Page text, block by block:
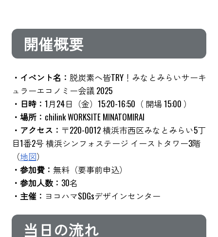
開催概要
・イベント名： 脱炭素へ皆TRY！みなとみらいサーキ
ュラーエコノミー会議 2025
・日時： 1月24日（金）15:20-16:50（ 開場 15:00 ）
・場所： chilink WORKSITE MINATOMIRAI
・アクセス： 〒220-0012 横浜市西区みなとみらい5丁
目1番2号 横浜シンフォステージ イーストタワー3階
（地図）
・参加費： 無料（要事前申込）
・参加人数： 30名
・主催： ヨコハマSDGsデザインセンター
当日の流れ